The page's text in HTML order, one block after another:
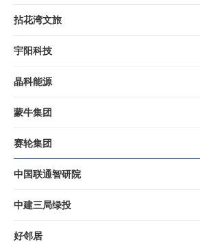
拈花湾文旅
宇阳科技
晶科能源
蒙牛集团
赛轮集团
中国联通智研院
中建三局绿投
好邻居